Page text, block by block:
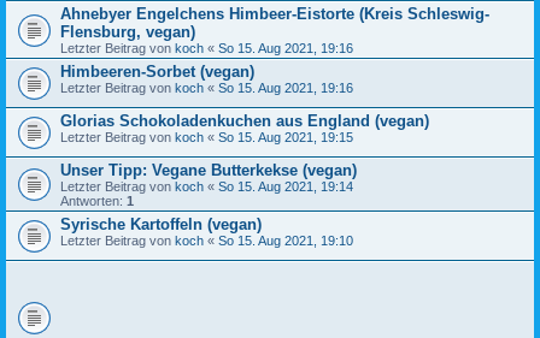
Ahnebyer Engelchens Himbeer-Eistorte (Kreis Schleswig-
Flensburg, vegan)
Letzter Beitrag von koch « So 15. Aug 2021, 19:16
Himbeeren-Sorbet (vegan)
Letzter Beitrag von koch « So 15. Aug 2021, 19:16
Glorias Schokoladenkuchen aus England (vegan)
Letzter Beitrag von koch « So 15. Aug 2021, 19:15
Unser Tipp: Vegane Butterkekse (vegan)
Letzter Beitrag von koch « So 15. Aug 2021, 19:14
Antworten: 1
Syrische Kartoffeln (vegan)
Letzter Beitrag von koch « So 15. Aug 2021, 19:10